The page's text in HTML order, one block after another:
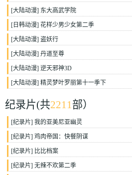
[大陆动漫] 东大高武学院
[ 日韩动漫]花样少男少女第二季
[大陆动漫]盗妖行
[大陆动漫]丹道至尊
[大陆动漫]逆天邪神3D
[大陆动漫]精灵梦叶罗丽第十一季下
纪录片(共2211部）
[纪录片]我的亚美尼亚幽灵
[纪录片]鸡肉帝国：快餐阴谋
[纪录片] 比比档案
[纪录片]无辣不欢第二季